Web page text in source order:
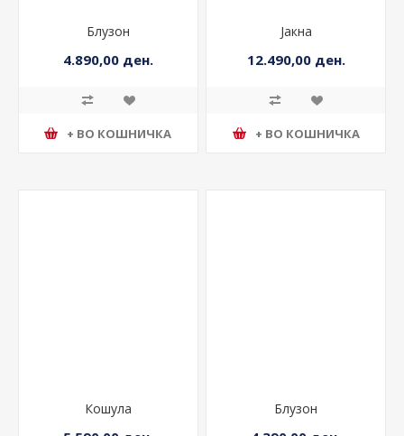
Блузон
4.890,00 ден.
+ ВО КОШНИЧКА
Јакна
12.490,00 ден.
+ ВО КОШНИЧКА
Кошула Блузон